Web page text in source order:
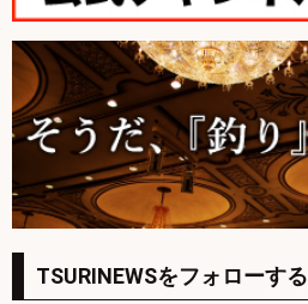
TSURINEWSをフォローする